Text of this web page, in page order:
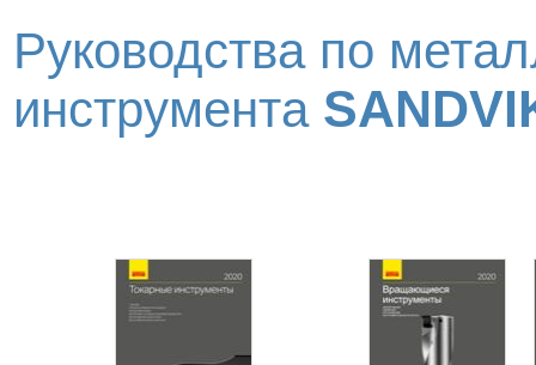
Руководства по
инструмента